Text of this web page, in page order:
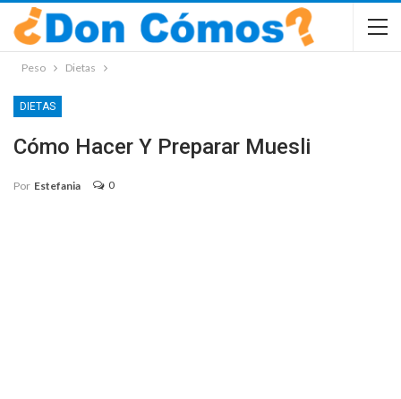
Peso Dietas
DIETAS
Cómo Hacer Y Preparar Muesli
Por Estefania 0